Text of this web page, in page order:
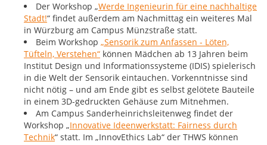
Der Workshop „Werde Ingenieurin für eine nachhaltige
Stadt!“ findet außerdem am Nachmittag ein weiteres Mal
in Würzburg am Campus Münzstraße statt.
Beim Workshop „Sensorik zum Anfassen - Löten,
Tüfteln, Verstehen“ können Mädchen ab 13 Jahren beim
Institut Design und Informationssysteme (IDIS) spielerisch
in die Welt der Sensorik eintauchen. Vorkenntnisse sind
nicht nötig – und am Ende gibt es selbst gelötete Bauteile
in einem 3D-gedruckten Gehäuse zum Mitnehmen.
Am Campus Sanderheinrichsleitenweg findet der
Workshop „Innovative Ideenwerkstatt: Fairness durch
Technik“ statt. Im „InnovEthics Lab“ der THWS können